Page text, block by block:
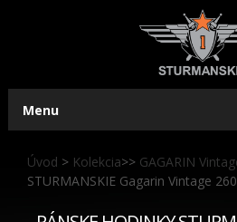
Úvod > Kolekcia>> GAGARIN
STURMANSKIE Gagarin Vintage
Menu